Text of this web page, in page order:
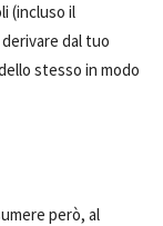
(incluso il
dal tuo
stesso in modo
però, al